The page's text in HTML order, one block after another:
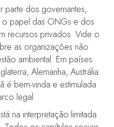
parte dos governantes,
papel das ONGs e dos
recursos privados. Vide o
as organizações não
ambiental. Em países
Alemanha, Austrália
é bem-vinda e estimulada
legal.
na interpretação limitada